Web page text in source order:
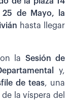
25 de Mayo, la
hasta llegar
la Sesión de
y,
de teas, una
la víspera del